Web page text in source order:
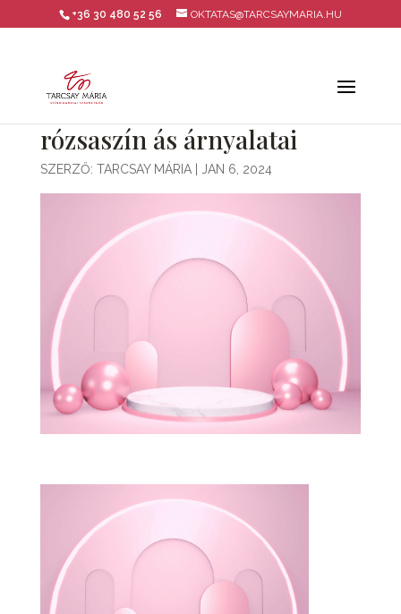
+36 30 480 52 56 OKTATAS@TARCSAYMARIA.HU
rózsaszín ás árnyalatai
SZERZŐ: TARCSAY MÁRIA| JAN 6, 2024